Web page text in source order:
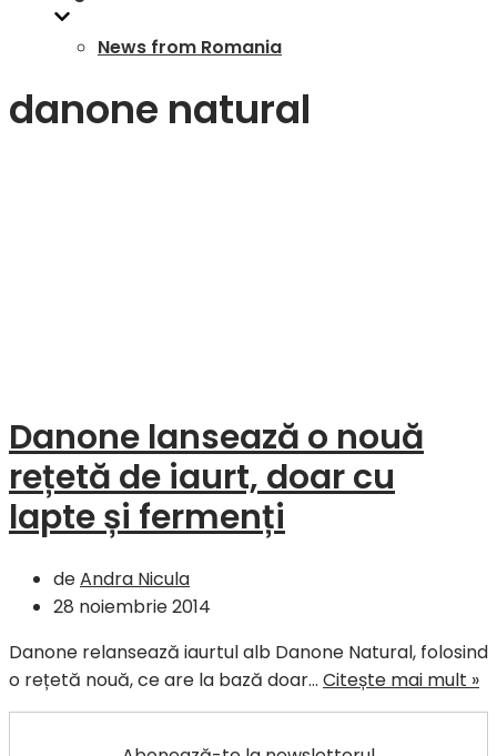
News from Romania
danone natural
Danone lansează o nouă
rețetă de iaurt, doar cu
lapte și fermenți
deAndra Nicula
28 noiembrie 2014
Danone relansează iaurtul alb Danone Natural, folosind
o rețetă nouă, ce are la bază doar… Citește mai mult »